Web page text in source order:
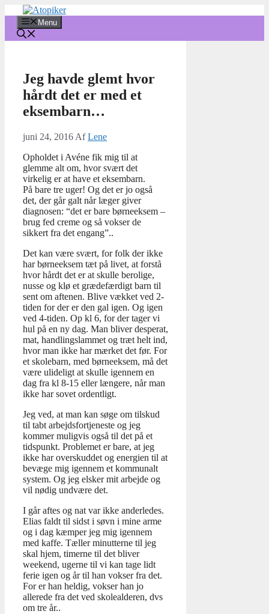
indhold
Menu
Jeg havde glemt hvor
hårdt det er med et
eksembarn…
juni 24, 2016 AfLene
Opholdet i Avéne fik mig til at
glemme alt om, hvor svært det
virkelig er at have et eksembarn.
På bare tre uger! Og det er jo også
det, der går galt når læger giver
diagnosen: “det er bare børneeksem –
brug fed creme og så vokser de
sikkert fra det engang”..
Det kan være svært, for folk der ikke
har børneeksem tæt på livet, at forstå
hvor hårdt det er at skulle berolige,
nusse og klø et grædefærdigt barn til
sent om aftenen. Blive vækket ved 2-
tiden for der er den gal igen. Og igen
ved 4-tiden. Op kl 6, for der tager vi
hul på en ny dag. Man bliver desperat,
mat, handlingslammet og træt helt ind,
hvor man ikke har mærket det før. For
et skolebarn, med børneeksem, må det
være ulideligt at skulle igennem en
dag fra kl 8-15 eller længere, når man
ikke har sovet ordentligt.
Jeg ved, at man kan søge om tilskud
til tabt arbejdsfortjeneste og jeg
kommer muligvis også til det på et
tidspunkt. Problemet er bare, at jeg
ikke har overskuddet og energien til at
bevæge mig igennem et kommunalt
system. Og jeg elsker mit arbejde og
vil nødig undvære det.
I går aftes og nat var ikke anderledes.
Elias faldt til sidst i søvn i mine arme
og i dag kæmper jeg mig igennem
med kaffe. Tæller minutterne til jeg
skal hjem, timerne til det bliver
weekend, ugerne til vi kan tage lidt
ferie igen og år til han vokser fra det.
For er han heldig, vokser han jo
allerede fra det ved skolealderen, dvs
om tre år..